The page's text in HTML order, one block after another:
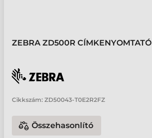
ZEBRA ZD500R CÍMKENYOMTATÓ
Cikkszám: ZD50043-T0E2R2FZ
Összehasonlító